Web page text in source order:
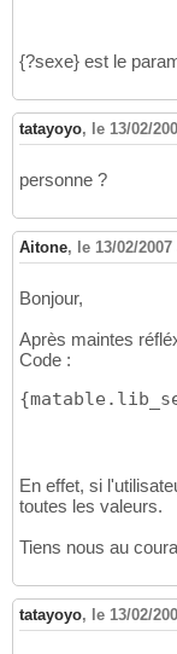
{?sexe} est le
tatayoyo, le 13/02/
personne ?
Aitone, le 13/02/
Bonjour,
Après maintes
Code :
{
En effet, si
toutes les valeurs.
Tiens nous au
tatayoyo, le 13/02/